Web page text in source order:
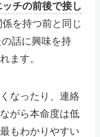
ッチの前後で接し
を持つ前と同じ
話に興味を持
ます。
なったり、連絡
がら本命度は低
もわかりやすい